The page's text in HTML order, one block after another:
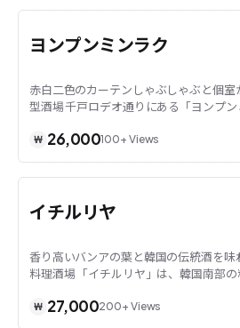
ソウル · 千戸
ヨンプンミンラク
赤白二色のカーテンしゃぶしゃぶと個
型酒場 千戸ロデオ通りにある「ヨンプン
₩ 26,000100+ Views
ソウル · 文来
イチルリヤ
香り高いバンアの葉と韓国の伝統酒を味
料理酒場 「イチルリヤ」は、韓国南部
₩ 27,000200+ Views